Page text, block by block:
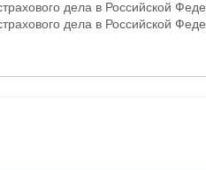
дела в Российской
дела в Российской